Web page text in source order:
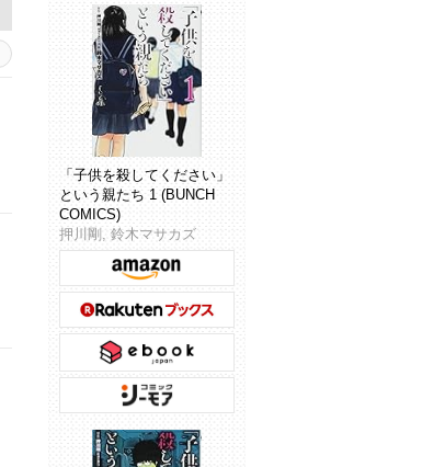
「子供を殺してください」
という親たち 1 (BUNCH
COMICS)
押川剛, 鈴木マサカズ